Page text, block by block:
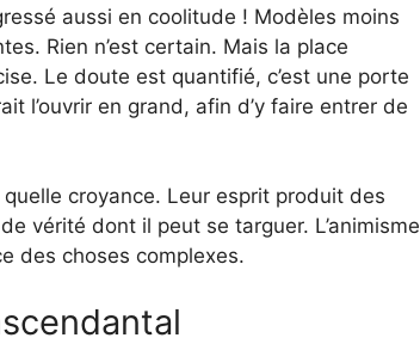
aussi en coolitude ! Modèles moins
Rien n’est certain. Mais la place
Le doute est quantifié, c’est une porte
l’ouvrir en grand, afin d’y faire entrer de
croyance. Leur esprit produit des
vérité dont il peut se targuer. L’animisme
des choses complexes.